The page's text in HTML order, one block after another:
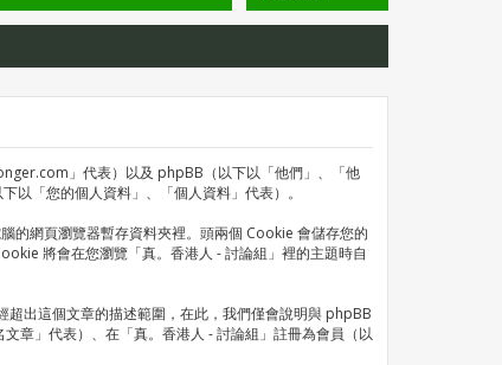
」代表）以及 phpBB（以下以「他們」、「他
「您的個人資料」、「個人資料」代表）。
的網頁瀏覽器暫存資料夾裡。頭兩個 Cookie 會儲存您的
將會在您瀏覽「真。香港人 - 討論組」裡的主題時自
出這個文章的描述範圍，在此，我們僅會說明與 phpBB
章」代表）、在「真。香港人 - 討論組」註冊為會員（以